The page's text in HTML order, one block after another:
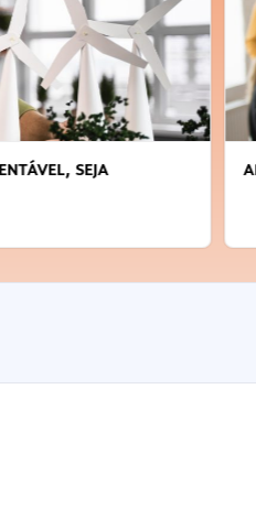
A GERENCIAR O SEU TEMPO